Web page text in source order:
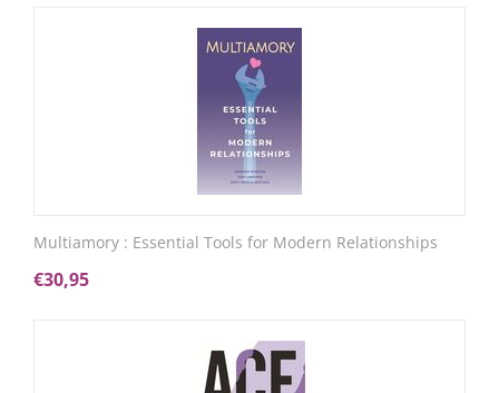
Multiamory : Essential Tools for Modern Relationships
€30,95